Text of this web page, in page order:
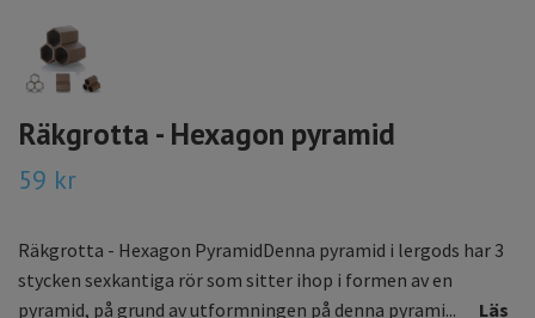
Räkgrotta - Hexagon pyramid
59 kr
Räkgrotta - Hexagon PyramidDenna pyramid i lergods har 3
stycken sexkantiga rör som sitter ihop i formen av en
pyramid, på grund av utformningen på denna pyrami...
Läs